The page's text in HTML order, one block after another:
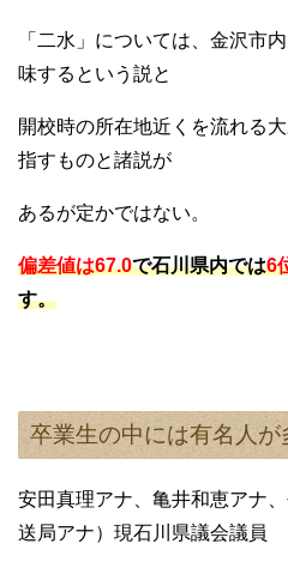
「二水」については、金沢市
味するという説と
開校時の所在地近くを流れる
指すものと諸説が
あるが定かではない。
偏差値は67.0で石川県内では6
す。
卒業生の中には有名人が
安田真理アナ、亀井和恵アナ
送局アナ）現石川県議会議員